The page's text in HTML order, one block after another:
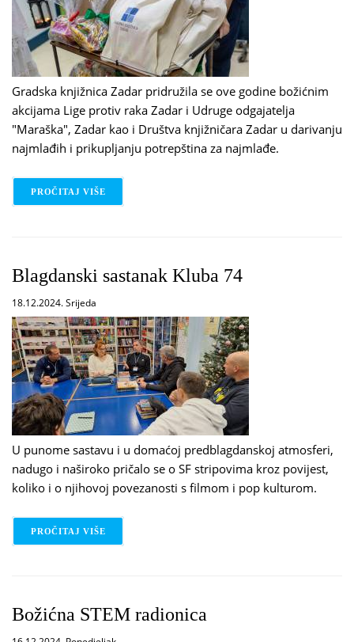
Gradska knjižnica Zadar pridružila se ove godine božićnim
akcijama Lige protiv raka Zadar i Udruge odgajatelja
"Maraška", Zadar kao i Društva knjižničara Zadar u darivanju
najmlađih i prikupljanju potrepština za najmlađe.
PROČITAJ VIŠE
Blagdanski sastanak Kluba 74
18.12.2024. Srijeda
U punome sastavu i u domaćoj predblagdanskoj atmosferi,
nadugo i naširoko pričalo se o SF stripovima kroz povijest,
koliko i o njihovoj povezanosti s filmom i pop kulturom.
PROČITAJ VIŠE
Božićna STEM radionica